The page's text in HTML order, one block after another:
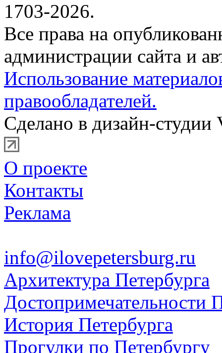
1703-2026.
Все права на
администрации сайта и
Использование
правообладателей.
Сделано в дизайн-студии
О проекте
Контакты
Реклама
info@ilovepetersburg.ru
Архитектура Петербурга
Достопримечательности
История Петербурга
Прогулки по Петербургу